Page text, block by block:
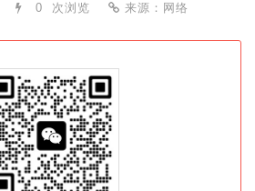
0 次浏览 来源：网络